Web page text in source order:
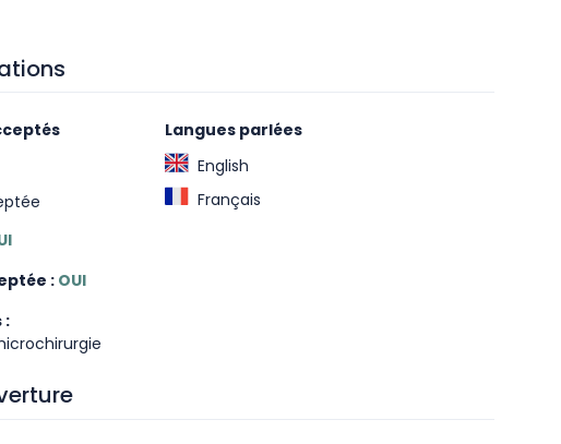
Langues parlées
English
Français
: OUI
: